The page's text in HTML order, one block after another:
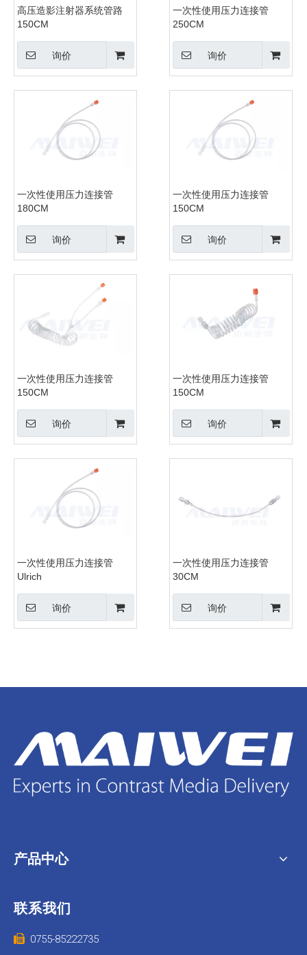
高压造影注射器系统管路
150CM
询价
一次性使用压力连接管
250CM
询价
一次性使用压力连接管
180CM
询价
一次性使用压力连接管
150CM
询价
一次性使用压力连接管
150CM
询价
一次性使用压力连接管
150CM
询价
一次性使用压力连接管
Ulrich
询价
一次性使用压力连接管
30CM
询价
产品中心
联系我们
 0755-85222735